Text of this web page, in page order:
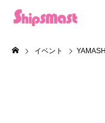
イベント